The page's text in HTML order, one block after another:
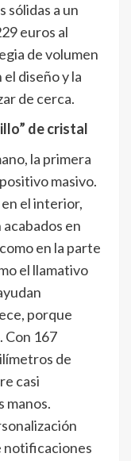
sólidas a un
euros al
de volumen
diseño y la
de cerca.
de cristal
la primera
masivo.
el interior,
en
en la parte
el llamativo
porque
Con 167
de
casi
manos.
notificaciones